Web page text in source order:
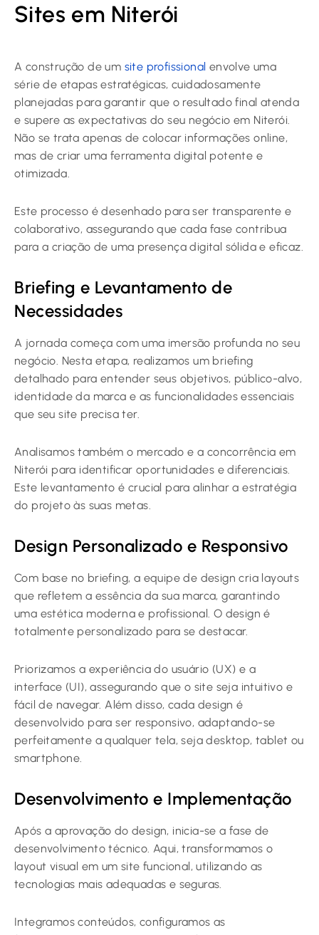
Sites em Niterói
A construção de um site profissional envolve uma
série de etapas estratégicas, cuidadosamente
planejadas para garantir que o resultado final atenda
e supere as expectativas do seu negócio em Niterói.
Não se trata apenas de colocar informações online,
mas de criar uma ferramenta digital potente e
otimizada.
Este processo é desenhado para ser transparente e
colaborativo, assegurando que cada fase contribua
para a criação de uma presença digital sólida e eficaz.
Briefing e Levantamento de
Necessidades
A jornada começa com uma imersão profunda no seu
negócio. Nesta etapa, realizamos um briefing
detalhado para entender seus objetivos, público-alvo,
identidade da marca e as funcionalidades essenciais
que seu site precisa ter.
Analisamos também o mercado e a concorrência em
Niterói para identificar oportunidades e diferenciais.
Este levantamento é crucial para alinhar a estratégia
do projeto às suas metas.
Design Personalizado e Responsivo
Com base no briefing, a equipe de design cria layouts
que refletem a essência da sua marca, garantindo
uma estética moderna e profissional. O design é
totalmente personalizado para se destacar.
Priorizamos a experiência do usuário (UX) e a
interface (UI), assegurando que o site seja intuitivo e
fácil de navegar. Além disso, cada design é
desenvolvido para ser responsivo, adaptando-se
perfeitamente a qualquer tela, seja desktop, tablet ou
smartphone.
Desenvolvimento e Implementação
Após a aprovação do design, inicia-se a fase de
desenvolvimento técnico. Aqui, transformamos o
layout visual em um site funcional, utilizando as
tecnologias mais adequadas e seguras.
Integramos conteúdos, configuramos as